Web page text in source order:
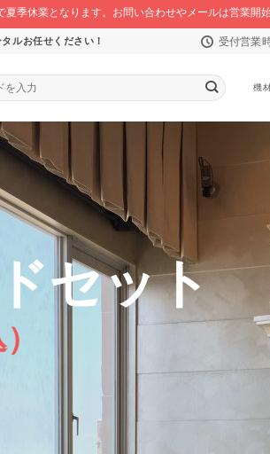
季休業となります。お問い合わせやメールは営業開
ルお任せください！ 受付営業
機